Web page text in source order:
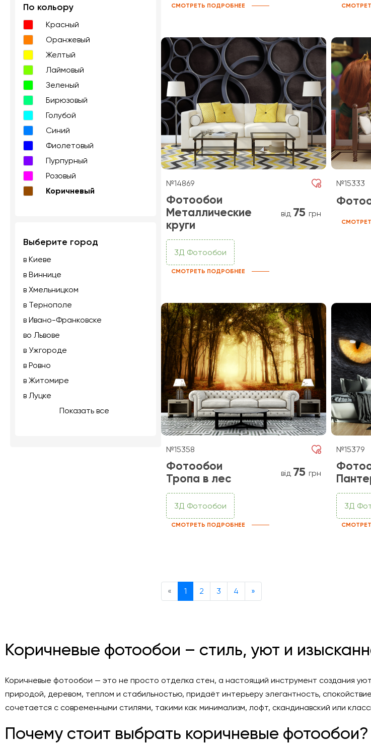
По кольору
Красный
Оранжевый
Желтый
Лаймовый
Зеленый
Бирюзовый
Голубой
Синий
Фиолетовый
Пурпурный
Розовый
Коричневый
Выберите город
в Киеве
в Виннице
в Хмельницком
в Тернополе
в Ивано-Франковске
во Львове
в Ужгороде
в Ровно
в Житомире
в Луцке
Показать все
СМОТРЕТЬ ПОДРОБНЕЕ
№14869
Фотообои
Металлические
круги
від 75 грн
3Д Фотообои
СМОТРЕТЬ ПОДРОБНЕЕ
№15333
№15358
Фотообои
Тропа в лес
від 75 грн
3Д Фотообои
СМОТРЕТЬ ПОДРОБНЕЕ
№15379
3Д
« Previous
1 2 3 4 »
Коричневые фотообои – стиль, уют и
Коричневые фотообои — это не просто отделка стен, а настоящий инструмент создания
природой, деревом, теплом и стабильностью, придаёт интерьеру элегантность,
сочетается с современными стилями, такими как минимализм, лофт, скандинавский или
Почему стоит выбрать коричневые фотообои?